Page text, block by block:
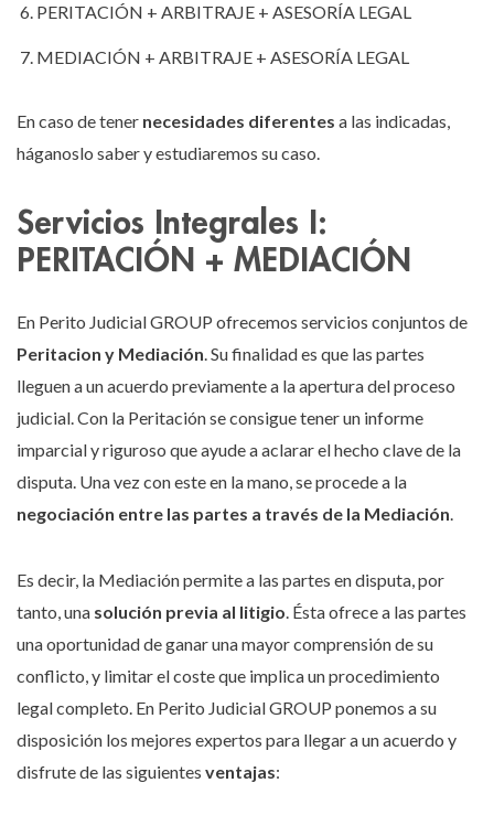
PERITACIÓN + ARBITRAJE + ASESORÍA LEGAL
MEDIACIÓN + ARBITRAJE + ASESORÍA LEGAL
En caso de tener necesidades diferentes a las indicadas,
háganoslo saber y estudiaremos su caso.
Servicios Integrales I:
PERITACIÓN + MEDIACIÓN
En Perito Judicial GROUP ofrecemos servicios conjuntos de
Peritacion y Mediación. Su finalidad es que las partes
lleguen a un acuerdo previamente a la apertura del proceso
judicial. Con la Peritación se consigue tener un informe
imparcial y riguroso que ayude a aclarar el hecho clave de la
disputa. Una vez con este en la mano, se procede a la
negociación entre las partes a través de la Mediación.
Es decir, la Mediación permite a las partes en disputa, por
tanto, una solución previa al litigio. Ésta ofrece a las partes
una oportunidad de ganar una mayor comprensión de su
conflicto, y limitar el coste que implica un procedimiento
legal completo. En Perito Judicial GROUP ponemos a su
disposición los mejores expertos para llegar a un acuerdo y
disfrute de las siguientes ventajas: